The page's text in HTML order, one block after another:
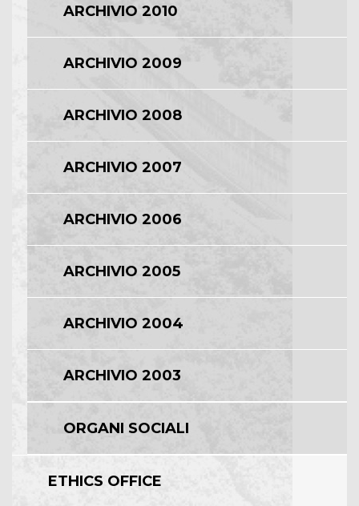
ARCHIVIO 2010
ARCHIVIO 2009
ARCHIVIO 2008
ARCHIVIO 2007
ARCHIVIO 2006
ARCHIVIO 2005
ARCHIVIO 2004
ARCHIVIO 2003
ORGANI SOCIALI
ETHICS OFFICE